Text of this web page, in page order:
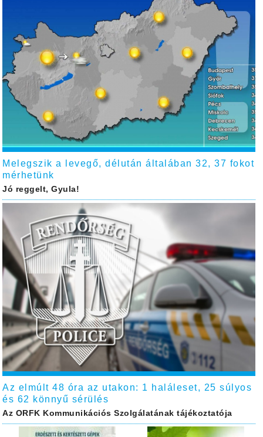
Melegszik a levegő, délután általában 32, 37 fokot
mérhetünk
Jó reggelt, Gyula!
Az elmúlt 48 óra az utakon: 1 haláleset, 25 súlyos
és 62 könnyű sérülés
Az ORFK Kommunikációs Szolgálatának tájékoztatója